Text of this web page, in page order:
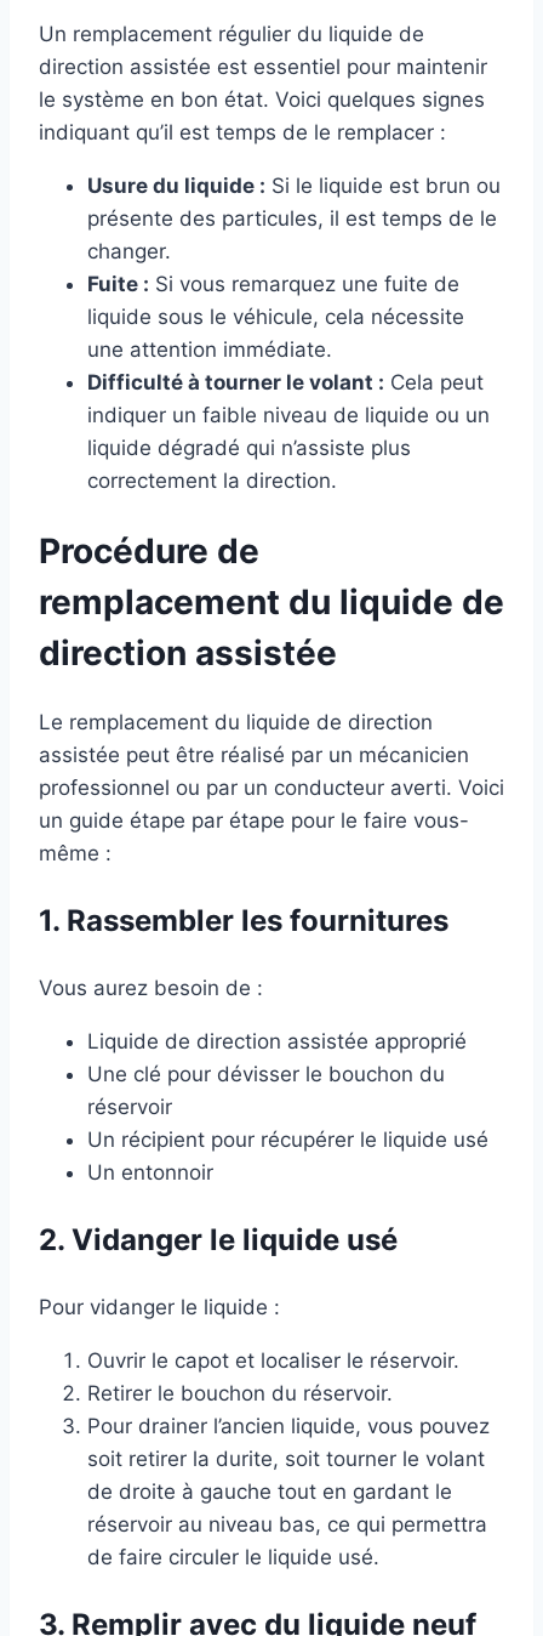
Un remplacement régulier du liquide de
direction assistée est essentiel pour maintenir
le système en bon état. Voici quelques signes
indiquant qu’il est temps de le remplacer :
Usure du liquide : Si le liquide est brun ou
présente des particules, il est temps de le
changer.
Fuite : Si vous remarquez une fuite de
liquide sous le véhicule, cela nécessite
une attention immédiate.
Difficulté à tourner le volant : Cela peut
indiquer un faible niveau de liquide ou un
liquide dégradé qui n’assiste plus
correctement la direction.
Procédure de
remplacement du liquide de
direction assistée
Le remplacement du liquide de direction
assistée peut être réalisé par un mécanicien
professionnel ou par un conducteur averti. Voici
un guide étape par étape pour le faire vous-
même :
1. Rassembler les fournitures
Vous aurez besoin de :
Liquide de direction assistée approprié
Une clé pour dévisser le bouchon du
réservoir
Un récipient pour récupérer le liquide usé
Un entonnoir
2. Vidanger le liquide usé
Pour vidanger le liquide :
Ouvrir le capot et localiser le réservoir.
Retirer le bouchon du réservoir.
Pour drainer l’ancien liquide, vous pouvez
soit retirer la durite, soit tourner le volant
de droite à gauche tout en gardant le
réservoir au niveau bas, ce qui permettra
de faire circuler le liquide usé.
3. Remplir avec du liquide neuf